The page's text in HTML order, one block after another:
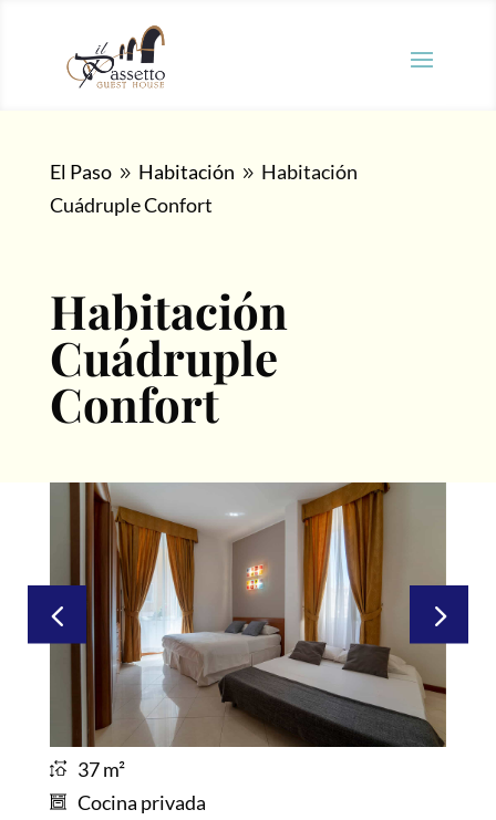
El Paso 9 Habitación 9 Habitación
Cuádruple Confort
Habitación
Cuádruple
Confort
37 m²
Cocina privada